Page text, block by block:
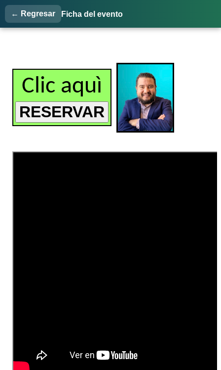
← Regresar Ficha del evento
Clic aquì